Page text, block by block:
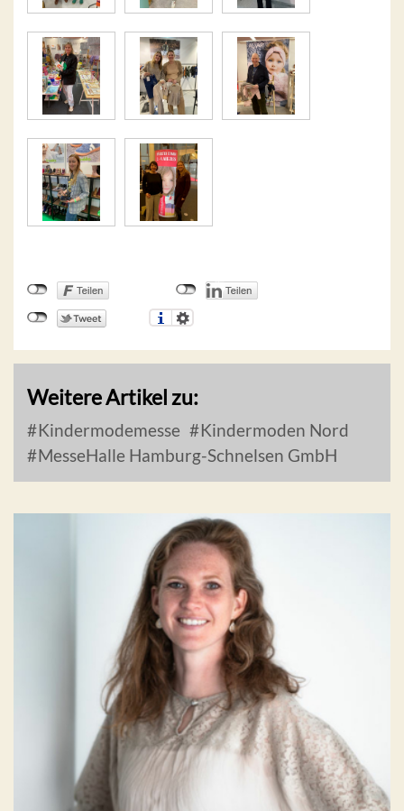
Weitere Artikel zu:
Kindermodemesse
Kindermoden Nord
MesseHalle Hamburg-Schnelsen GmbH